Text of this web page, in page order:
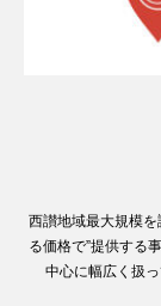
西讃地域最大規模
る価格で”提供する
中心に幅広く扱